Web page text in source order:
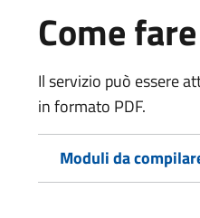
Come fare
Il servizio può essere
in formato PDF.
Moduli da